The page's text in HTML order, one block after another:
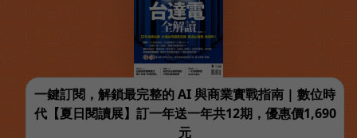
一鍵訂閱，解鎖最完整的 AI 與商業實戰指南 | 數位時
代【夏日閱讀展】訂一年送一年共12期，優惠價1,690
元